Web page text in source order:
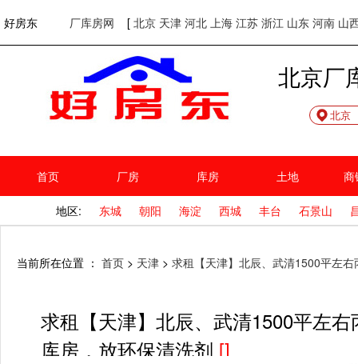
好房东 厂库房网 [ 北京 天津 河北 上海 江苏 浙江 山东 河南 山
欢迎访问好房东！网站首页
北京厂
北京
首页 厂房 库房 土地 商
地区: 东城 朝阳 海淀 西城 丰台 石景山
当前所在位置 ： 首页 > 天津 > 求租【天津】北辰、武清1500平左
求租【天津】北辰、武清1500平左右
库房，放环保清洗剂 []